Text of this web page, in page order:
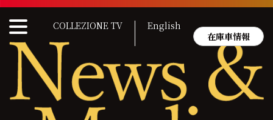
Skip
content
COLLEZIONE TV
English
在庫車情報